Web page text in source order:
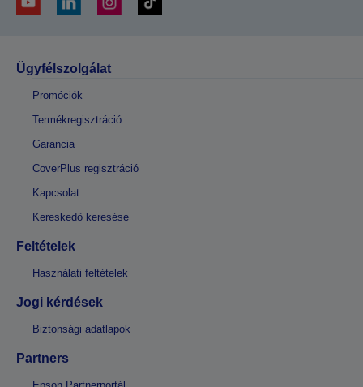
Ügyfélszolgálat
Promóciók
Termékregisztráció
Garancia
CoverPlus regisztráció
Kapcsolat
Kereskedő keresése
Feltételek
Használati feltételek
Jogi kérdések
Biztonsági adatlapok
Partners